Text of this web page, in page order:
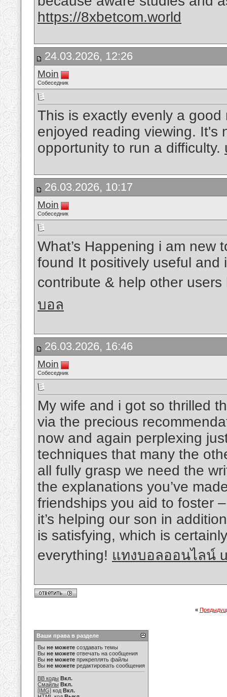
https://8xbetcom.world
24.03.2026, 12:26
Moin
Собеседник
This is exactly evenly a
enjoyed reading viewing. It's
opportunity to run a difficulty.
26.03.2026, 10:17
Moin
Собеседник
What’s Happening i am new
found It positively useful
contribute & help other
บอล
26.03.2026, 16:46
Moin
Собеседник
My wife and i got so thrilled
via the precious
now and again perplexing
techniques that many the
all fully grasp we need the
the explanations you’ve
friendships you aid to foster
it’s helping our son in
is satisfying, which is
everything! แทงบอลออนไลน์
«
Ваши права в разделе
Вы не можете создавать темы
Вы не можете отвечать на сообщения
Вы не можете прикреплять файлы
Вы не можете редактировать сообщения
BB коды Вкл.
Смайлы Вкл.
[IMG] код Вкл.